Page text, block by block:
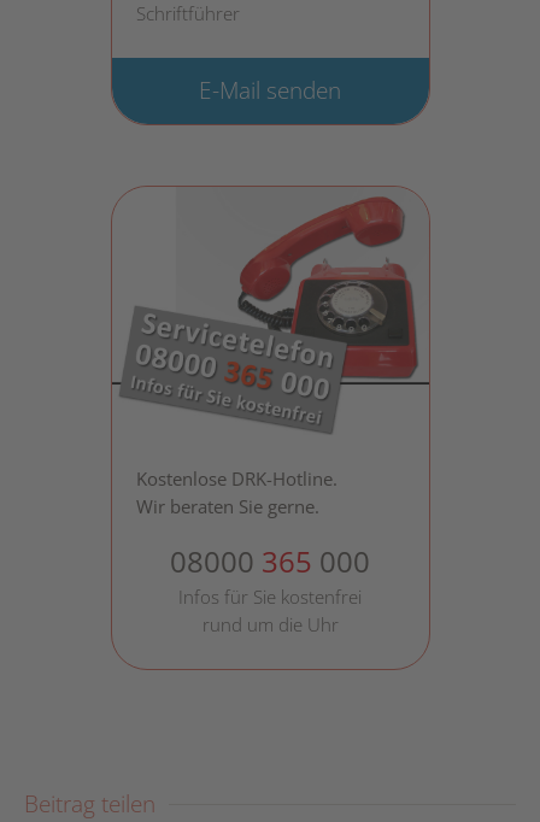
Beitrag teilen
Schriftführer
E-Mail senden
Kostenlose DRK-Hotline.
Wir beraten Sie gerne.
08000 365 000
Infos für Sie kostenfrei
rund um die Uhr